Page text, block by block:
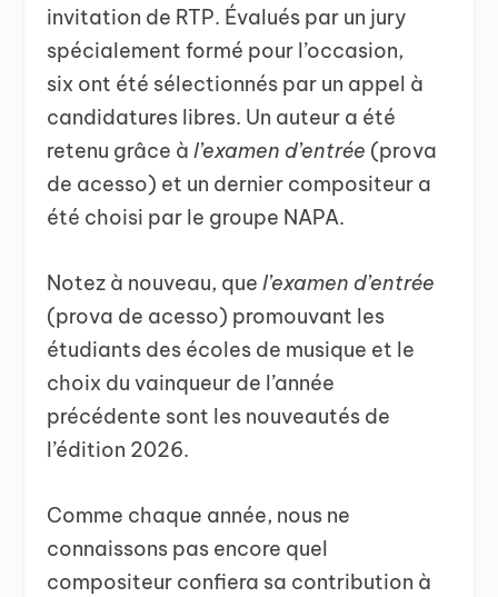
invitation de RTP. Évalués par un jury
spécialement formé pour l’occasion,
six ont été sélectionnés par un appel à
candidatures libres. Un auteur a été
retenu grâce àl’examen d’entrée (prova
de acesso) et un dernier compositeur a
été choisi par le groupe NAPA.
Notez à nouveau, quel’examen d’entrée
(prova de acesso) promouvant les
étudiants des écoles de musique et le
choix du vainqueur de l’année
précédente sont les nouveautés de
l’édition 2026.
Comme chaque année, nous ne
connaissons pas encore quel
compositeur confiera sa contribution à